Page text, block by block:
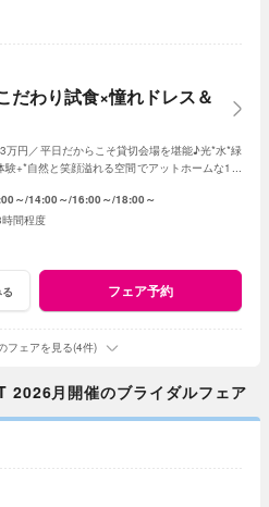
だわり試食×憧れドレス＆
万円／平日だからこそ貸切会場を堪能♪光*水*緑
+*自然と笑顔溢れる空間でアットホームな1日
～ 14:00～ 16:00～ 18:00～
間程度
フェア予約
フェアを見る(4件)
月開催のブライダルフェア